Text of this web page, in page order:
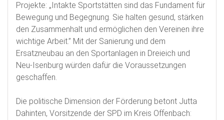
Projekte: „Intakte Sportstätten sind das Fundament für
Bewegung und Begegnung. Sie halten gesund, stärken
den Zusammenhalt und ermöglichen den Vereinen ihre
wichtige Arbeit.” Mit der Sanierung und dem
Ersatzneubau an den Sportanlagen in Dreieich und
Neu-Isenburg würden dafür die Voraussetzungen
geschaffen.
Die politische Dimension der Förderung betont Jutta
Dahinten, Vorsitzende der SPD im Kreis Offenbach: